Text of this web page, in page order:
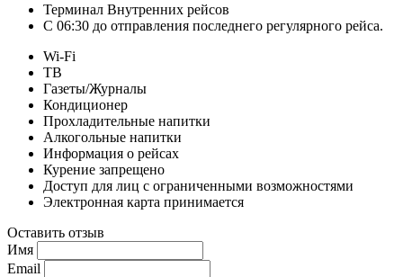
Терминал Внутренних рейсов
С 06:30 до отправления последнего регулярного рейса.
Wi-Fi
ТВ
Газеты/Журналы
Кондиционер
Прохладительные напитки
Алкогольные напитки
Информация о рейсах
Курение запрещено
Доступ для лиц с ограниченными возможностями
Электронная карта принимается
Оставить отзыв
Имя
Email